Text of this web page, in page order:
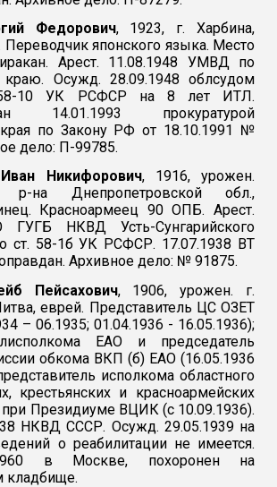
Федорович, 1923, г. Харбина,
Переводчик японского языка. Место
Арест. 11.08.1948 УМВД по
краю. Осужд. 28.09.1948 облсудом
10 УК РСФСР на 8 лет ИТЛ.
14.01.1993 прокуратурой
края по Закону РФ от 18.10.1991 №
дело: П-99785.
Никифорович, 1916, урожен.
р-на Днепропетровской обл.,
Красноармеец 90 ОПБ. Арест.
ГУГБ НКВД Усть-Сунгарийского
ст. 58-1б УК РСФСР. 17.07.1938 ВТ
Архивное дело: № 91875.
Пейсахович, 1906, урожен. г.
еврей. Представитель ЦС ОЗЕТ
– 06.1935; 01.04.1936 - 16.05.1936);
ЕАО и председатель
обкома ВКП (б) ЕАО (16.05.1936
исполкома областного
крестьянских и красноармейских
при Президиуме ВЦИК (с 10.09.1936).
НКВД СССР. Осужд. 29.05.1939 на
о реабилитации не имеется.
в Москве, похоронен на
кладбище.